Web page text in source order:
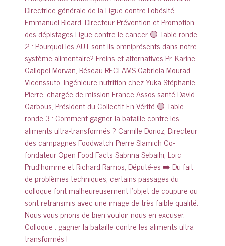
Colloque : gagner la bataille contre les aliments ultra
transformés !